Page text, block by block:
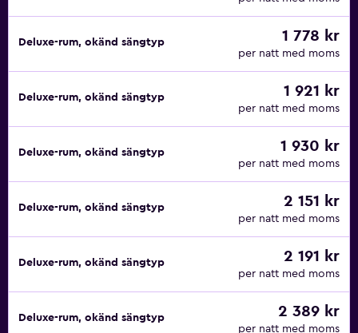
Deluxe-rum, okänd sängtyp 1 778 kr
per natt med moms
Deluxe-rum, okänd sängtyp 1 921 kr
per natt med moms
Deluxe-rum, okänd sängtyp 1 930 kr
per natt med moms
Deluxe-rum, okänd sängtyp 2 151 kr
per natt med moms
Deluxe-rum, okänd sängtyp 2 191 kr
per natt med moms
Deluxe-rum, okänd sängtyp 2 389 kr
per natt med moms